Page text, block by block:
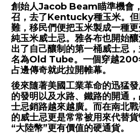
創始人Jacob Beam瞄準機會
召，去了Kentucky種玉米。但
難，移民們便把玉米製成一種
純玉米威士忌。雅各布也開始
出了自己釀制的第一桶威士忌
名為Old Tube。一個穿越200
占邊傳奇就此拉開帷幕。
後來隨著美國工業革命的迅猛
的發明以及水路、鐵路的開通
士忌銷路越來越廣。而在南北
的威士忌更是常常被用來代替
“大陸幣”更有價值的硬通貨。